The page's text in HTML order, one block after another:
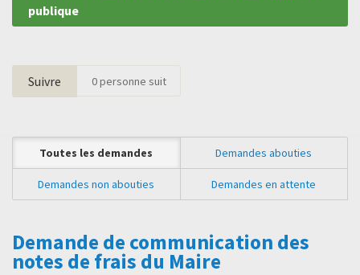
publique
Suivre 0personne suit
Toutes les demandes Demandes abouties
Demandes non abouties Demandes en attente
Demande de communication des
notes de frais du Maire